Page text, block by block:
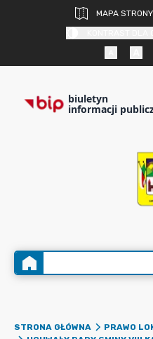
MAPA STRONY
biuletyn
informacji
STRONA GŁÓWNA PRAWO